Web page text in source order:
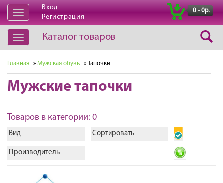
Открыть
навигацию
Вход
Регистрация
0 - 0р.
Открыть
навигацию
Каталог товаров
Главная » Мужская обувь » Тапочки
Мужские тапочки
Товаров в категории: 0
Вид Сортировать
Производитель